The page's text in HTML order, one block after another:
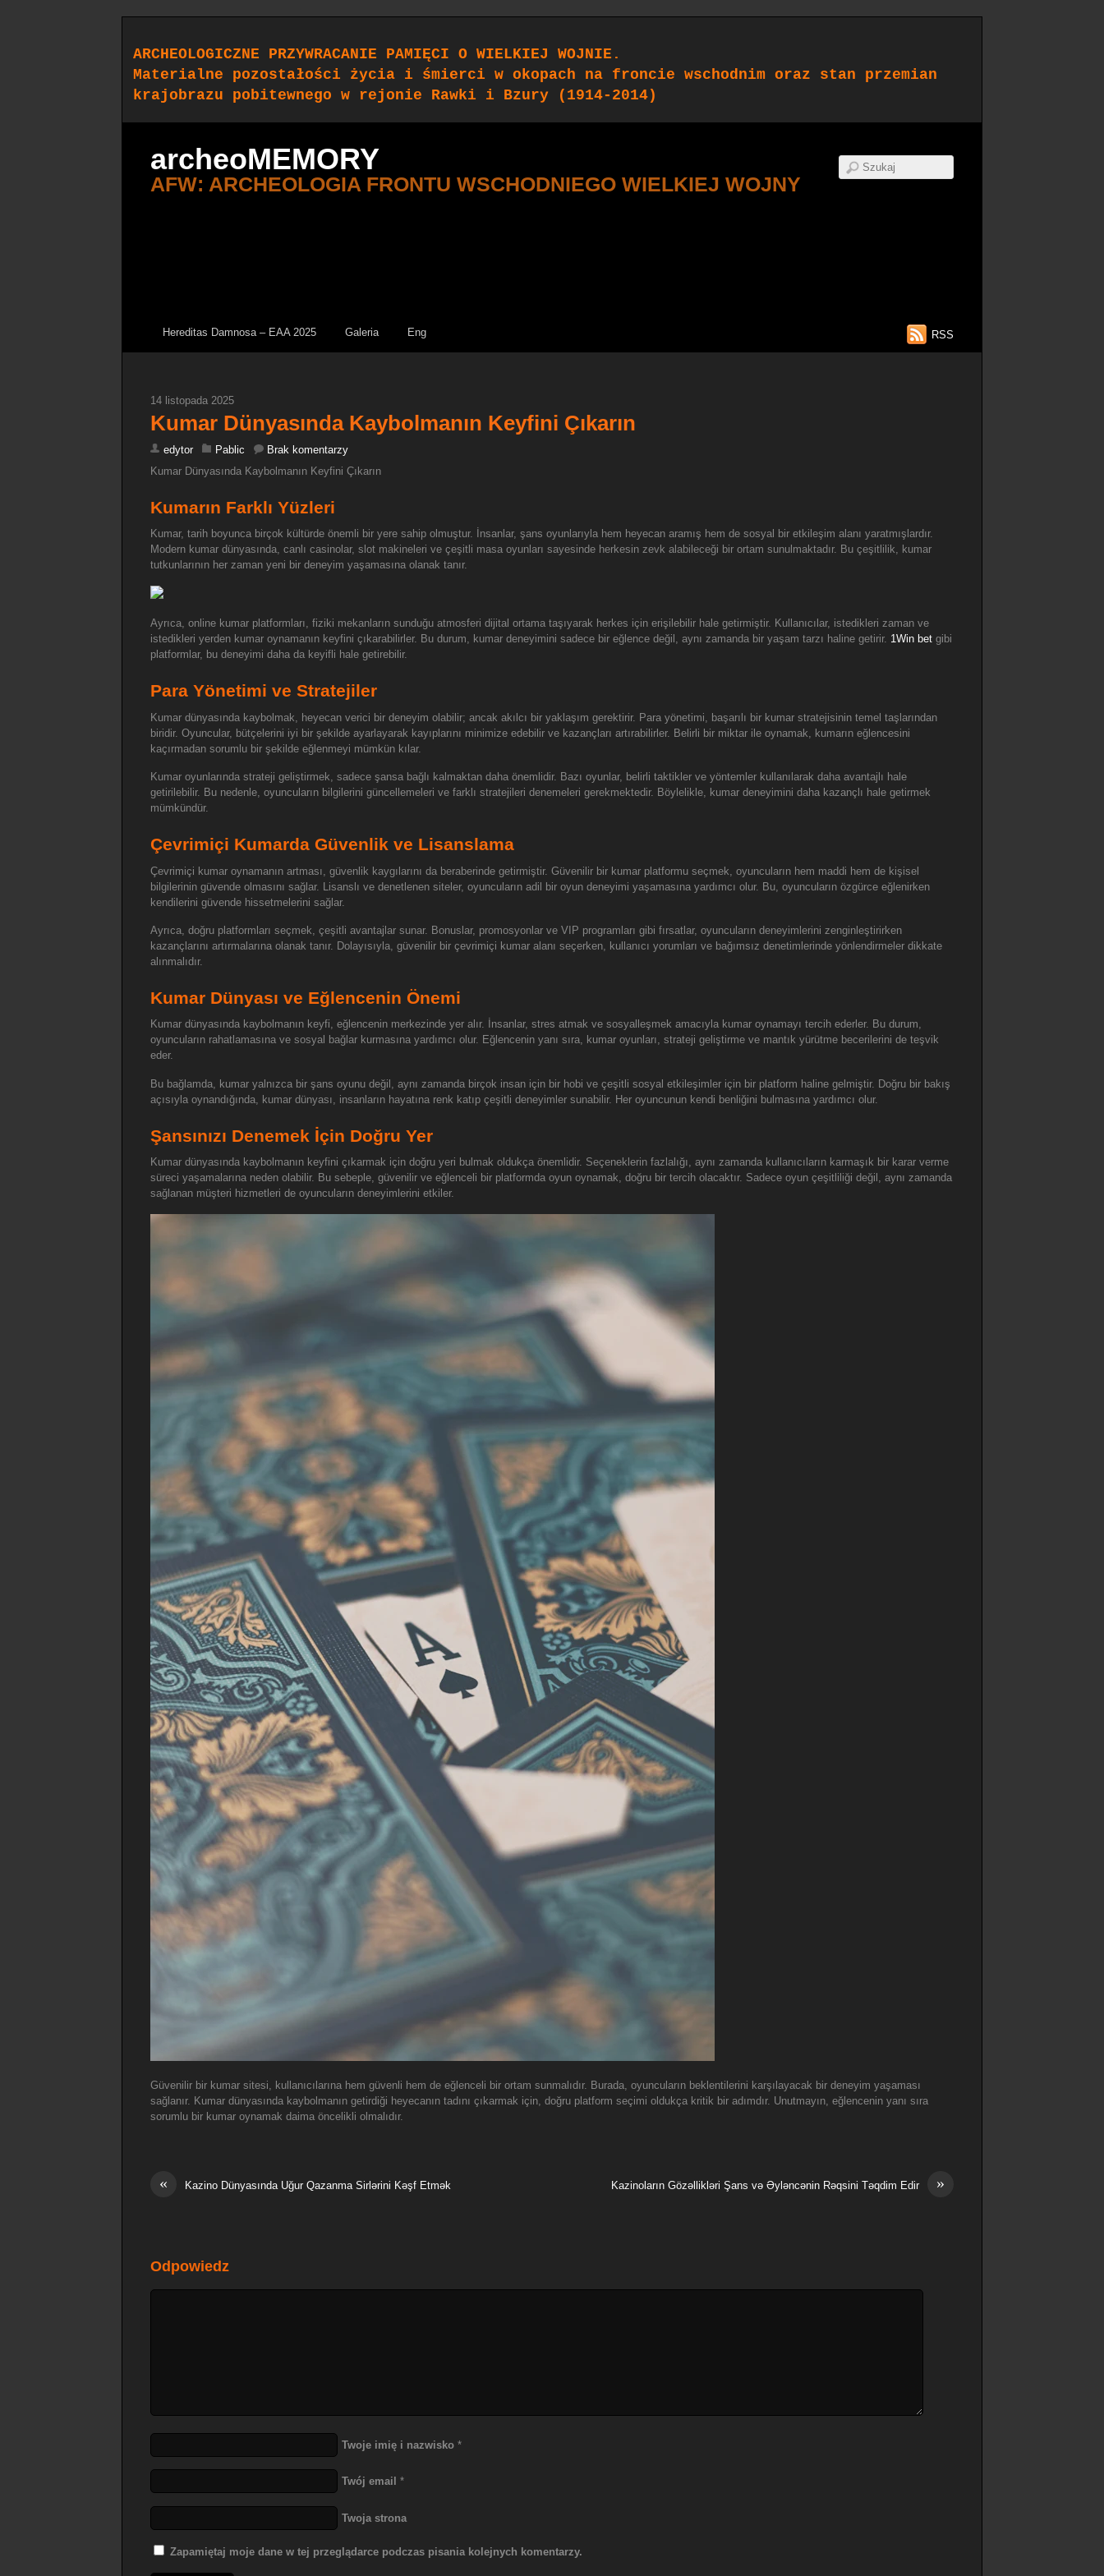
ARCHEOLOGICZNE PRZYWRACANIE PAMIĘCI O WIELKIEJ WOJNIE.
Materialne pozostałości życia i śmierci w okopach na froncie wschodnim oraz stan przemian
krajobrazu pobitewnego w rejonie Rawki i Bzury (1914-2014)
archeoMEMORY
AFW: ARCHEOLOGIA FRONTU WSCHODNIEGO WIELKIEJ WOJNY
Hereditas Damnosa – EAA 2025 Galeria Eng RSS
14 listopada 2025
Kumar Dünyasında Kaybolmanın Keyfini Çıkarın
edytor Pablic
Brak komentarzy
Kumar Dünyasında Kaybolmanın Keyfini Çıkarın
Kumarın Farklı Yüzleri
Kumar, tarih boyunca birçok kültürde önemli bir yere sahip olmuştur. İnsanlar, şans oyunlarıyla hem heyecan aramış hem de sosyal bir etkileşim alanı yaratmışlardır.
Modern kumar dünyasında, canlı casinolar, slot makineleri ve çeşitli masa oyunları sayesinde herkesin zevk alabileceği bir ortam sunulmaktadır. Bu çeşitlilik, kumar
tutkunlarının her zaman yeni bir deneyim yaşamasına olanak tanır.
Ayrıca, online kumar platformları, fiziki mekanların sunduğu atmosferi dijital ortama taşıyarak herkes için erişilebilir hale getirmiştir. Kullanıcılar, istedikleri zaman ve
istedikleri yerden kumar oynamanın keyfini çıkarabilirler. Bu durum, kumar deneyimini sadece bir eğlence değil, aynı zamanda bir yaşam tarzı haline getirir. 1Win bet gibi
platformlar, bu deneyimi daha da keyifli hale getirebilir.
Para Yönetimi ve Stratejiler
Kumar dünyasında kaybolmak, heyecan verici bir deneyim olabilir; ancak akılcı bir yaklaşım gerektirir. Para yönetimi, başarılı bir kumar stratejisinin temel taşlarından
biridir. Oyuncular, bütçelerini iyi bir şekilde ayarlayarak kayıplarını minimize edebilir ve kazançları artırabilirler. Belirli bir miktar ile oynamak, kumarın eğlencesini
kaçırmadan sorumlu bir şekilde eğlenmeyi mümkün kılar.
Kumar oyunlarında strateji geliştirmek, sadece şansa bağlı kalmaktan daha önemlidir. Bazı oyunlar, belirli taktikler ve yöntemler kullanılarak daha avantajlı hale
getirilebilir. Bu nedenle, oyuncuların bilgilerini güncellemeleri ve farklı stratejileri denemeleri gerekmektedir. Böylelikle, kumar deneyimini daha kazançlı hale getirmek
mümkündür.
Çevrimiçi Kumarda Güvenlik ve Lisanslama
Çevrimiçi kumar oynamanın artması, güvenlik kaygılarını da beraberinde getirmiştir. Güvenilir bir kumar platformu seçmek, oyuncuların hem maddi hem de kişisel
bilgilerinin güvende olmasını sağlar. Lisanslı ve denetlenen siteler, oyuncuların adil bir oyun deneyimi yaşamasına yardımcı olur. Bu, oyuncuların özgürce eğlenirken
kendilerini güvende hissetmelerini sağlar.
Ayrıca, doğru platformları seçmek, çeşitli avantajlar sunar. Bonuslar, promosyonlar ve VIP programları gibi fırsatlar, oyuncuların deneyimlerini zenginleştirirken
kazançlarını artırmalarına olanak tanır. Dolayısıyla, güvenilir bir çevrimiçi kumar alanı seçerken, kullanıcı yorumları ve bağımsız denetimlerinde yönlendirmeler dikkate
alınmalıdır.
Kumar Dünyası ve Eğlencenin Önemi
Kumar dünyasında kaybolmanın keyfi, eğlencenin merkezinde yer alır. İnsanlar, stres atmak ve sosyalleşmek amacıyla kumar oynamayı tercih ederler. Bu durum,
oyuncuların rahatlamasına ve sosyal bağlar kurmasına yardımcı olur. Eğlencenin yanı sıra, kumar oyunları, strateji geliştirme ve mantık yürütme becerilerini de teşvik
eder.
Bu bağlamda, kumar yalnızca bir şans oyunu değil, aynı zamanda birçok insan için bir hobi ve çeşitli sosyal etkileşimler için bir platform haline gelmiştir. Doğru bir bakış
açısıyla oynandığında, kumar dünyası, insanların hayatına renk katıp çeşitli deneyimler sunabilir. Her oyuncunun kendi benliğini bulmasına yardımcı olur.
Şansınızı Denemek İçin Doğru Yer
Kumar dünyasında kaybolmanın keyfini çıkarmak için doğru yeri bulmak oldukça önemlidir. Seçeneklerin fazlalığı, aynı zamanda kullanıcıların karmaşık bir karar verme
süreci yaşamalarına neden olabilir. Bu sebeple, güvenilir ve eğlenceli bir platformda oyun oynamak, doğru bir tercih olacaktır. Sadece oyun çeşitliliği değil, aynı zamanda
sağlanan müşteri hizmetleri de oyuncuların deneyimlerini etkiler.
Güvenilir bir kumar sitesi, kullanıcılarına hem güvenli hem de eğlenceli bir ortam sunmalıdır. Burada, oyuncuların beklentilerini karşılayacak bir deneyim yaşaması
sağlanır. Kumar dünyasında kaybolmanın getirdiği heyecanın tadını çıkarmak için, doğru platform seçimi oldukça kritik bir adımdır. Unutmayın, eğlencenin yanı sıra
sorumlu bir kumar oynamak daima öncelikli olmalıdır.
« Kazino Dünyasında Uğur Qazanma Sirlərini Kəşf Etmək »
Kazinoların Gözəllikləri Şans və Əyləncənin Rəqsini Təqdim Edir
Odpowiedz
Twoje imię i nazwisko *
Twój email *
Twoja strona
Zapamiętaj moje dane w tej przeglądarce podczas pisania kolejnych komentarzy.